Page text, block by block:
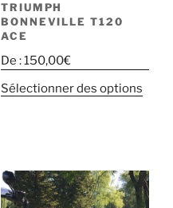
TRIUMPH
BONNEVILLE T120
ACE
De :150,00€
Sélectionner des options